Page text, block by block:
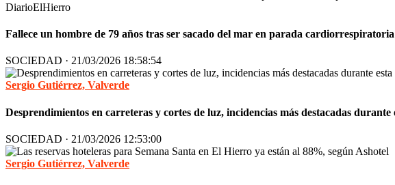
DiarioElHierro
Fallece un hombre de 79 años tras ser sacado del mar en parada
SOCIEDAD · 21/03/2026 18:58:54
Sergio Gutiérrez, Valverde
Desprendimientos en carreteras y cortes de luz, incidencias más destacadas
SOCIEDAD · 21/03/2026 12:53:00
Sergio Gutiérrez, Valverde